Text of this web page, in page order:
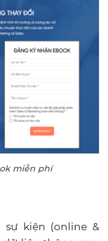
miễn phí
sự kiện (online &